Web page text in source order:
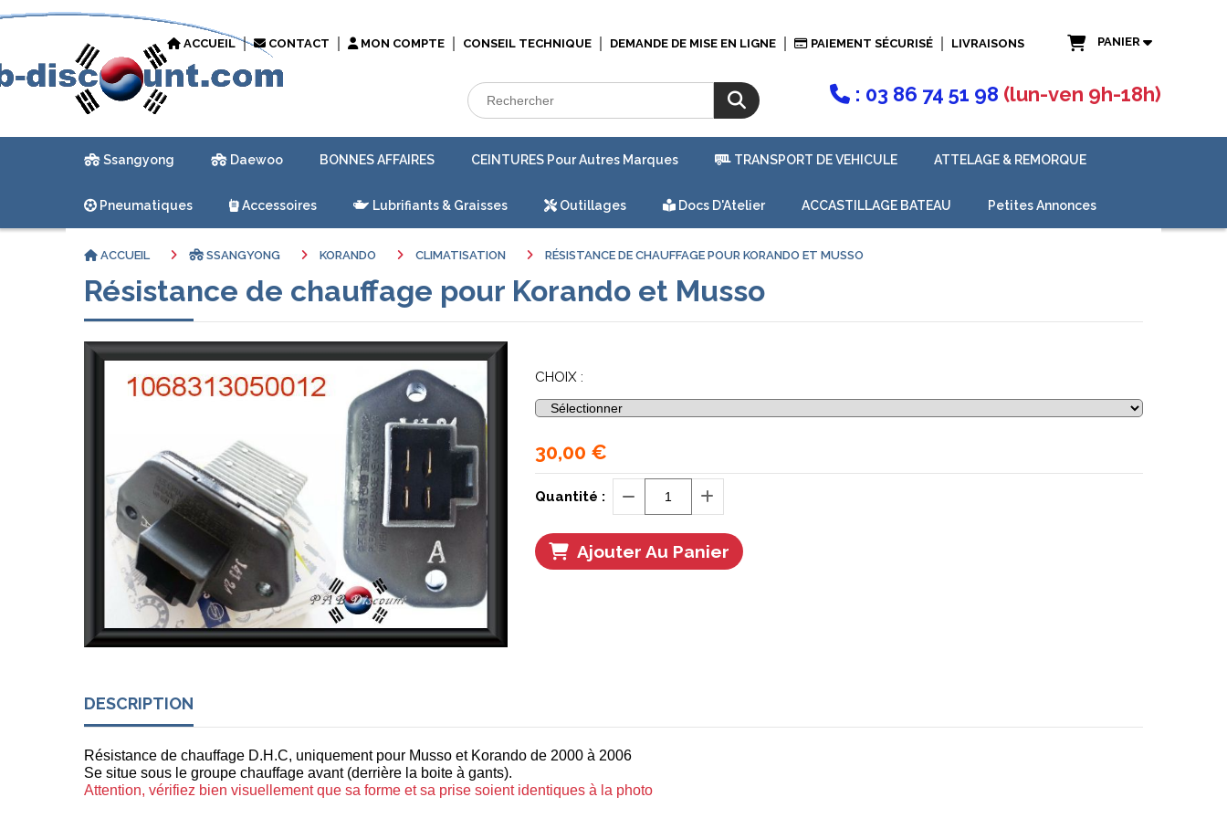
 : 03 86 74 51 98 (lun-ven 9h-18h)
ACCUEIL CONTACT MON COMPTE CONSEIL TECHNIQUE DEMANDE DE MISE EN LIGNE PAIEMENT SÉCURISÉ LIVRAISONS PANIER
Ssangyong Daewoo BONNES AFFAIRES CEINTURES Pour Autres Marques TRANSPORT DE VEHICULE ATTELAGE & REMORQUE
Pneumatiques Accessoires Lubrifiants & Graisses Outillages Docs D'Atelier ACCASTILLAGE BATEAU Petites Annonces
ACCUEIL SSANGYONG KORANDO CLIMATISATION RÉSISTANCE DE CHAUFFAGE POUR KORANDO ET MUSSO
Résistance de chauffage pour Korando et Musso
CHOIX :
30,00 €
Quantité :
Ajouter Au Panier
DESCRIPTION
Résistance de chauffage D.H.C, uniquement pour Musso et Korando de 2000 à 2006
Se situe sous le groupe chauffage avant (derrière la boite à gants).
Attention, vérifiez bien visuellement que sa forme et sa prise soient identiques à la photo